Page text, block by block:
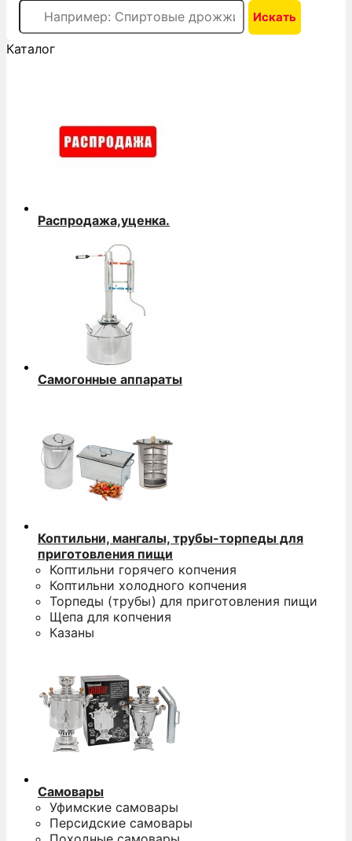
Каталог
Распродажа,уценка.
Самогонные аппараты
Коптильни, мангалы, трубы-торпеды для
приготовления пищи
Коптильни горячего копчения
Коптильни холодного копчения
Торпеды (трубы) для приготовления пищи
Щепа для копчения
Казаны
Самовары
Уфимские самовары
Персидские самовары